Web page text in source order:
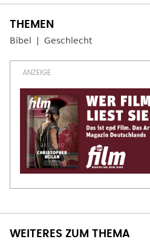
Bibel Geschlecht
WEITERES ZUM THEMA